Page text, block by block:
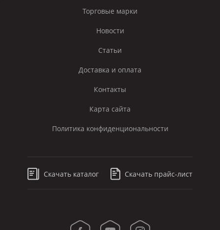
Торговые марки
Новости
Статьи
Доставка и оплата
Контакты
Карта сайта
Политика конфиденциональности
Скачать каталог Скачать прайс-лист